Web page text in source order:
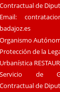
Contractual de
Email:
badajoz.es
Organismo
Protección de la
Urbanística
Servicio de
Contractual de